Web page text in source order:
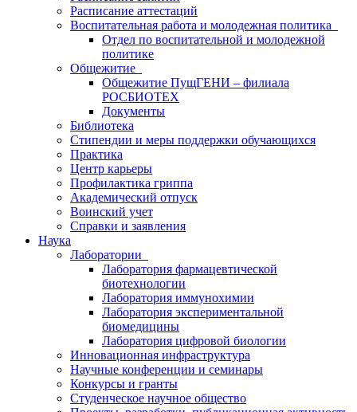
Расписание аттестаций
Воспитательная работа и молодежная политика
Отдел по воспитательной и молодежной
политике
Общежитие
Общежитие ПущГЕНИ – филиала
РОСБИОТЕХ
Документы
Библиотека
Стипендии и меры поддержки обучающихся
Практика
Центр карьеры
Профилактика гриппа
Академический отпуск
Воинский учет
Справки и заявления
Наука
Лаборатории
Лаборатория фармацевтической
биотехнологии
Лаборатория иммунохимии
Лаборатория экспериментальной
биомедицины
Лаборатория цифровой биологии
Инновационная инфраструктура
Научные конференции и семинары
Конкурсы и гранты
Студенческое научное общество